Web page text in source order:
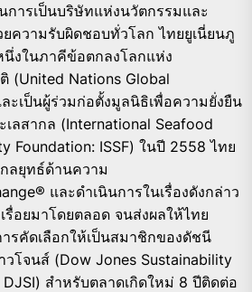
การเป็นบริษัทแห่งนวัตกรรมและ
ยความรับผิดชอบทั่วโลก ไทยยูเนี่ยนภู
นึ่งในภาคีข้อตกลงโลกแห่ง
(United Nations Global
ะเป็นผู้ร่วมก่อตั้งมูลนิธิเพื่อความยั่งยืน
เลสากล (International Seafood
Foundation: ISSF) ในปี 2558 ไทย
กลยุทธ์ด้านความ
และดำเนินการในเรื่องดังกล่าว
รื่อยมาโดยตลอด จนส่งผลให้ไทย
ารคัดเลือกให้เป็นสมาชิกของดัชนี
วโจนส์ (Dow Jones Sustainability
สำหรับตลาดเกิดใหม่ 8 ปีติดต่อ